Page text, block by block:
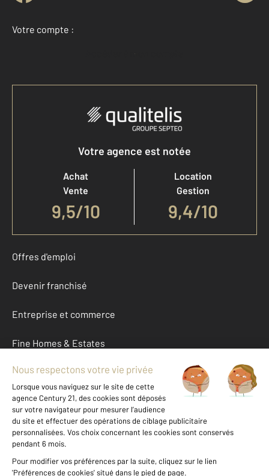
Votre compte :
Accéder à mon compte
Votre agence est notée
Achat
Vente
9,5/10
Location
Gestion
9,4/10
Offres d'emploi
Devenir franchisé
Entreprise et commerce
Fine Homes & Estates
À propos
International
Nous contacter